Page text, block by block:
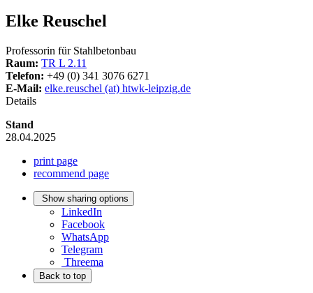
Elke Reuschel
Professorin für Stahlbetonbau
Raum: TR L 2.11
Telefon: +49 (0) 341 3076 6271
E-Mail: elke.reuschel (at) htwk-leipzig.de
Details
Stand
28.04.2025
print page
recommend page
Show sharing options
LinkedIn
Facebook
WhatsApp
Telegram
Threema
Back to top